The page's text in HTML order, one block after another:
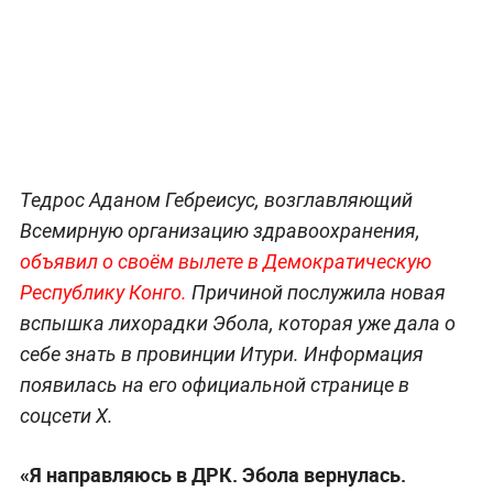
Тедрос Аданом Гебреисус, возглавляющий
Всемирную организацию здравоохранения,
объявил о своём вылете в Демократическую
Республику Конго. Причиной послужила новая
вспышка лихорадки Эбола, которая уже дала о
себе знать в провинции Итури. Информация
появилась на его официальной странице в
соцсети Х.
«Я направляюсь в ДРК. Эбола вернулась.